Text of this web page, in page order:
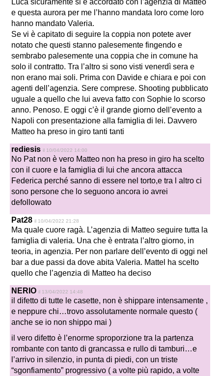
e questa aurora per me l’hanno mandata loro come loro
hanno mandato Valeria.
Se vi è capitato di seguire la coppia non potete aver
notato che questi stanno palesemente fingendo e
sembrabo palesemente una coppia che in comune ha
solo il contratto. Tra l’altro si sono visti venerdì sera e
non erano mai soli. Prima con Davide e chiara e poi con
agenti dell’agenzia. Sere comprese. Shooting pubblicato
uguale a quello che lui aveva fatto con Sophie lo scorso
anno. Penoso. E oggi c’è il grande giorno dell’evento a
Napoli con presentazione alla famiglia di lei. Davvero
Matteo ha preso in giro tanti tanti
rediesis il 10/04/2022 14:00
No Pat non è vero Matteo non ha preso in giro ha scelto
con il cuore e la famiglia di lui che ancora attacca
Federica perché sanno di essere nel torto,e tra l altro ci
sono persone che lo seguono ancora io avrei
defollowato
Pat28 il 10/04/2022 21:28
Ma quale cuore ragà. L’agenzia di Matteo seguire tutta la
famiglia di valeria. Una che è entrata l’altro giorno, in
teoria, in agenzia. Per non parlare dell’evento di oggi nel
bar a due passi da dove abita Valeria. Mattel ha scelto
quello che l’agenzia di Matteo ha deciso
NERIO il 13/04/2022 14:48
il difetto di tutte le casette, non è shippare intensamente ,
e neppure chi…trovo assolutamente normale questo (
anche se io non shippo mai )
il vero difetto è l’enorme sproporzione tra la partenza
rombante con tanto di grancassa e rullo di tamburi…e
l’arrivo in silenzio, in punta di piedi, con un triste
“sgonfiamento” progressivo ( a volte più rapido, a volte